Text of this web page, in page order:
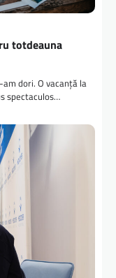
totdeauna
dori. O vacanță la
spectaculos…